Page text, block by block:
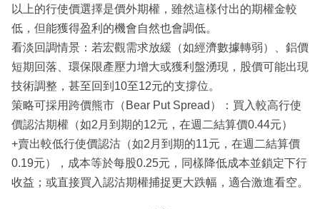
以上的行使價選擇是價外期權，雖然這樣付出的期權金較
低，但能獲得盈利的機會自然也會調低。
看淡回調情景：若宏觀需求放緩（如經濟數據轉弱）、鋁價
短期回落、環保限產壓力增大或獲利盤湧現，股價可能出現
技術調整，甚至回到10至12元的支撐位。
策略可採用跨價熊市（Bear Put Spread）：買入較高行使
價認沽期權（如2月到期的12元，在週二結算價0.44元）
+賣出較低行使價認沽（如2月到期的11元，在週二結算價
0.19元），成本等於每股0.25元，同樣降低成本並鎖定下行
收益；或直接買入認沽期權捕捉更大跌幅，適合激進看空。